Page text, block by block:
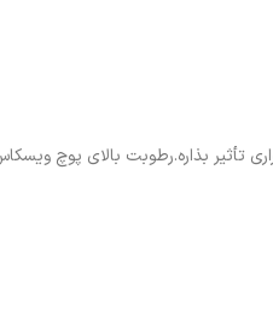
تأثیر بذاره.رطوبت بالای پوچ